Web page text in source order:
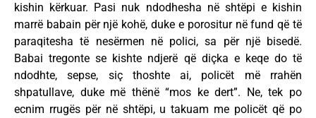
kishin kërkuar. Pasi nuk ndodhesha në shtëpi e kishin
marrë babain për një kohë, duke e porositur në fund që të
paraqitesha të nesërmen në polici, sa për një bisedë.
Babai tregonte se kishte ndjerë që diçka e keqe do të
ndodhte, sepse, siç thoshte ai, policët më rrahën
shpatullave, duke më thënë “mos ke dert”. Ne, tek po
ecnim rrugës për në shtëpi, u takuam me policët që po